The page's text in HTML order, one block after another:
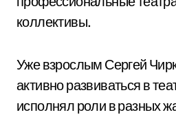
коллективы.
Уже взрослым Сергей
активно развиваться в
исполнял роли в разных